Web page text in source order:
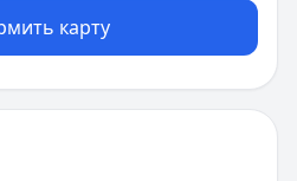
карту